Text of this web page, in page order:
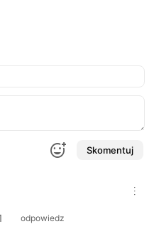
Skomentuj
odpowiedz